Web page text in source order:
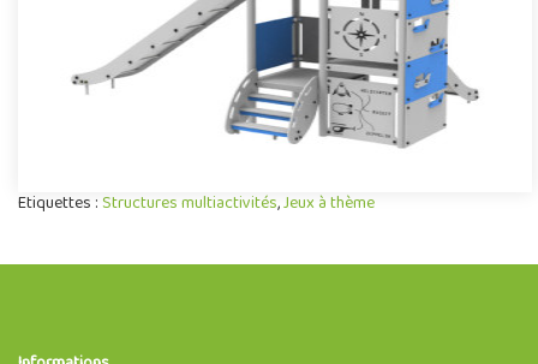
Etiquettes :Structures multiactivités,Jeux à thème